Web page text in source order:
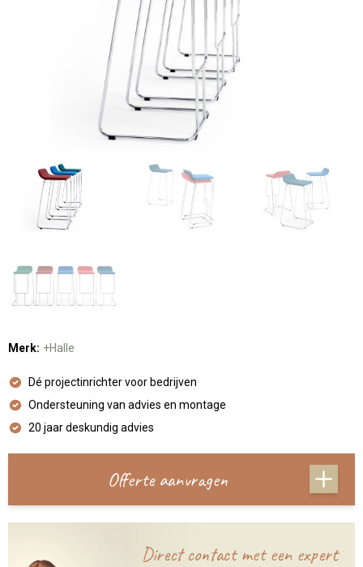
Merk: +Halle
Dé projectinrichter voor bedrijven
Ondersteuning van advies en montage
20 jaar deskundig advies
Offerte aanvragen
Direct contact met een expert